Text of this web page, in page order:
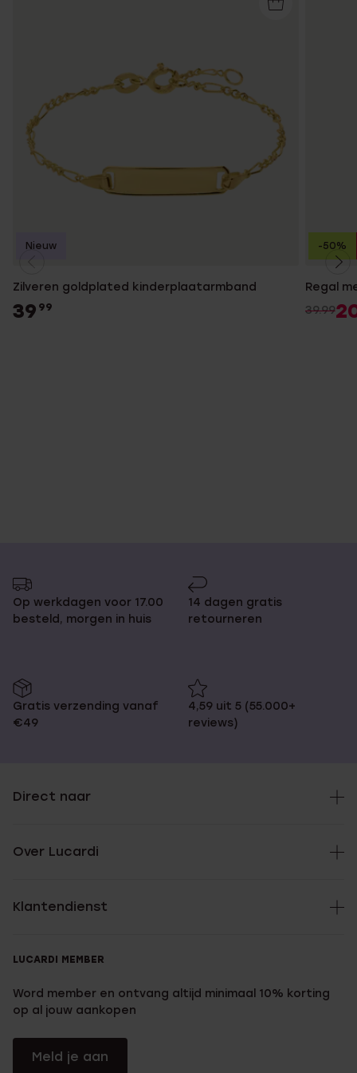
Zilveren goldplated kinderplaatarmband
39 99
Nieuw
Regal
39.99
-50%
Op werkdagen voor 17.00
besteld, morgen in huis
14 dagen gratis
retourneren
Gratis verzending vanaf
€49
4,59 uit 5 (55.000+
reviews)
Direct naar
Over Lucardi
Klantendienst
LUCARDI MEMBER
Word member en ontvang altijd minimaal 10% korting
op al jouw aankopen
Meld je aan